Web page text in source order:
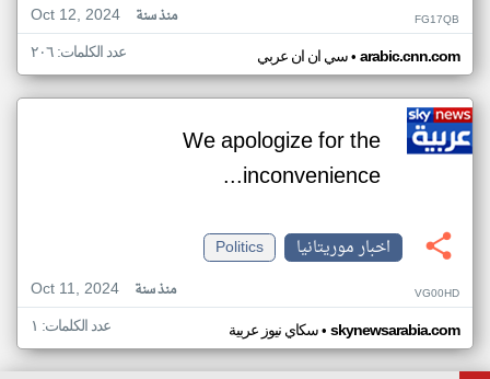
Oct 12, 2024
منذ سنة FG17QB
سي ان ان عربي• arabic.cnn.com عدد الكلمات: ٢٠٦
We apologize for the
inconvenience...
اخبار موريتانيا
Politics
Oct 11, 2024
منذ سنة VG00HD
سكاي نيوز عربية• skynewsarabia.com عدد الكلمات: ١